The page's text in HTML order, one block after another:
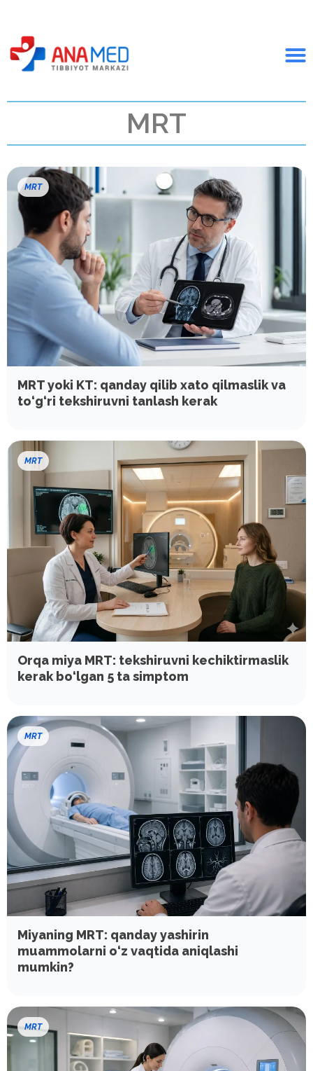
MRT
MRT
MRT yoki KT: qanday qilib xato qilmaslik va
to‘g‘ri tekshiruvni tanlash kerak
MRT
Orqa miya MRT: tekshiruvni kechiktirmaslik
kerak bo‘lgan 5 ta simptom
MRT
Miyaning MRT: qanday yashirin
muammolarni o‘z vaqtida aniqlashi
mumkin?
MRT